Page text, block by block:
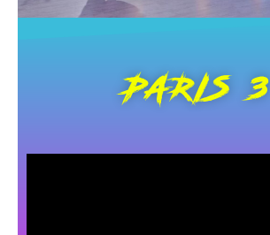
PARIS 3